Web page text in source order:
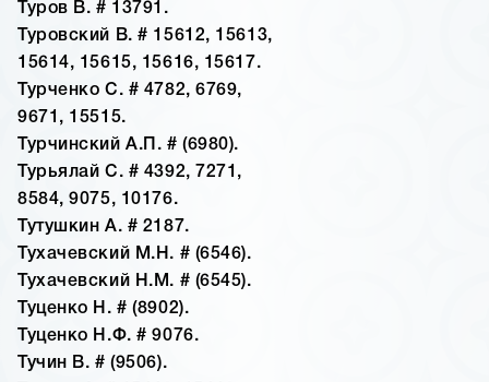
Туров В. # 13791.
Туровский В. # 15612, 15613,
15614, 15615, 15616, 15617.
Турченко С. # 4782, 6769,
9671, 15515.
Турчинский А.П. # (6980).
Турьялай С. # 4392, 7271,
8584, 9075, 10176.
Тутушкин А. # 2187.
Тухачевский М.Н. # (6546).
Тухачевский Н.М. # (6545).
Туценко Н. # (8902).
Туценко Н.Ф. # 9076.
Тучин В. # (9506).